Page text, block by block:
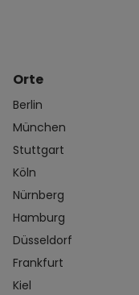
Orte
Berlin
München
Stuttgart
Köln
Nürnberg
Hamburg
Düsseldorf
Frankfurt
Kiel